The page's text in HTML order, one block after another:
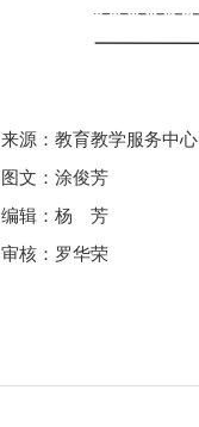
来源：教育教学服务中心
图文：涂俊芳
编辑：杨 芳
审核：罗华荣